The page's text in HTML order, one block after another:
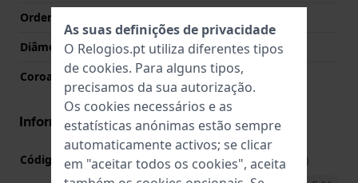
Ordenar vidro
Diâmetro do vidro
31.00
Coroa
Coroa de puxar
Informações movimento
Código do movimento nº F06.115(Ver especificações )
As suas definições de privacidade
O Relogios.pt utiliza diferentes tipos
de cookies. Para alguns tipos,
precisamos da sua autorização.
Os cookies necessários e as
estatísticas anónimas estão sempre
automaticamente activos; se clicar
em "aceitar todos os cookies", aceita